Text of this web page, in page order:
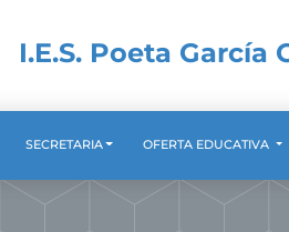
I.E.S. Poeta García
SECRETARIA OFERTA EDUCATIVA